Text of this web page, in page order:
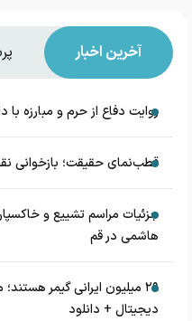
آخرین اخبار
روایت دفاع از حرم و مبارزه
قطب‌نمای حقیقت؛ بازخوانی
جزئیات مراسم تشییع و
هاشمی در قم
۲۹ میلیون ایرانی گیمر
دیجیتال + دانلود